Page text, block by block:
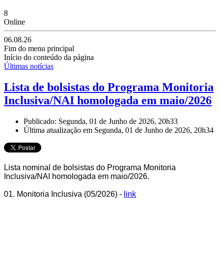
8
Online
06.08.26
Fim do menu principal
Início do conteúdo da página
Últimas notícias
Lista de bolsistas do Programa Monitoria
Inclusiva/NAI homologada em maio/2026
Publicado: Segunda, 01 de Junho de 2026, 20h33
Última atualização em Segunda, 01 de Junho de 2026, 20h34
Lista nominal de bolsistas do Programa Monitoria
Inclusiva/NAI homologada em maio/2026.
01. Monitoria Inclusiva (05/2026) - link